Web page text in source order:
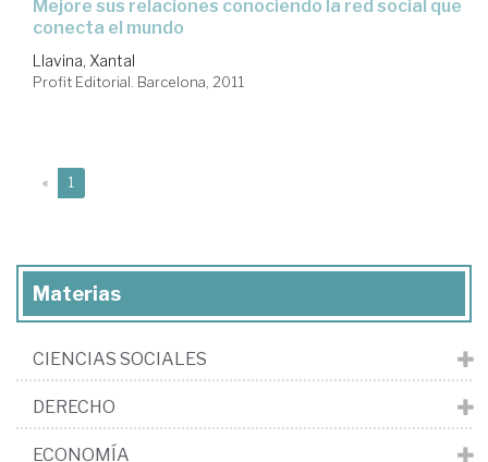
mejore sus relaciones conociendo la red social que
conecta el mundo
Llavina, Xantal
Profit Editorial. Barcelona, 2011
« 1
Materias
CIENCIAS SOCIALES
DERECHO
ECONOMÍA